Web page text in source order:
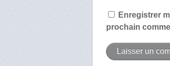
Enregistrer
prochain